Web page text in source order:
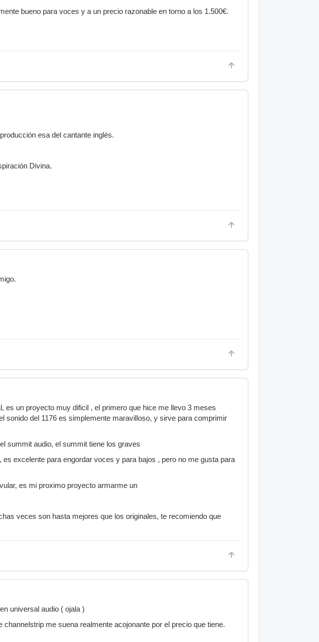
bueno para voces y a un precio razonable en torno a los 1.500€.
esa del cantante inglés.
Divina.
es un proyecto muy dificil , el primero que hice me llevo 3 meses
sonido del 1176 es simplemente maravilloso, y sirve para comprimir
summit audio, el summit tiene los graves
excelente para engordar voces y para bajos , pero no me gusta para
es mi proximo proyecto armarme un
veces son hasta mejores que los originales, te recomiendo que
universal audio ( ojala )
me suena realmente acojonante por el precio que tiene.